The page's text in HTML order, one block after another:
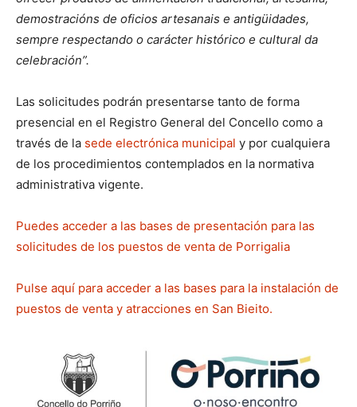
demostracións de oficios artesanais e antigüidades,
sempre respectando o carácter histórico e cultural da
celebración”.
Las solicitudes podrán presentarse tanto de forma
presencial en el Registro General del Concello como a
través de la sede electrónica municipal y por cualquiera
de los procedimientos contemplados en la normativa
administrativa vigente.
Puedes acceder a las bases de presentación para las
solicitudes de los puestos de venta de Porrigalia
Pulse aquí para acceder a las bases para la instalación de
puestos de venta y atracciones en San Bieito.